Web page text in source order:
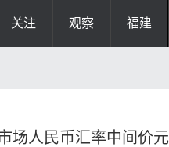
关注 观察 福建
场人民币汇率中间价元